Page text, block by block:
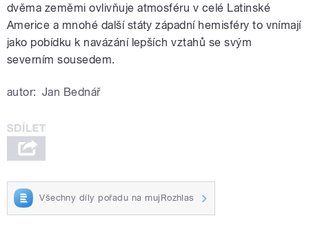
dvěma zeměmi ovlivňuje atmosféru v celé Latinské
Americe a mnohé další státy západní hemisféry to vnímají
jako pobídku k navázání lepších vztahů se svým
severním sousedem.
autor: Jan Bednář
Všechny díly pořadu na mujRozhlas